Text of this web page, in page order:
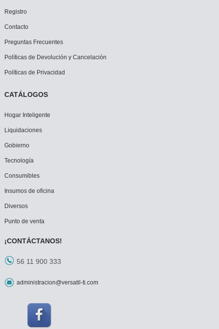
Registro
Contacto
Preguntas Frecuentes
Políticas de Devolución y Cancelación
Políticas de Privacidad
CATÁLOGOS
Hogar Inteligente
Liquidaciones
Gobierno
Tecnología
Consumibles
Insumos de oficina
Diversos
Punto de venta
¡CONTÁCTANOS!
56 11 900 333
administracion@versatil-ti.com